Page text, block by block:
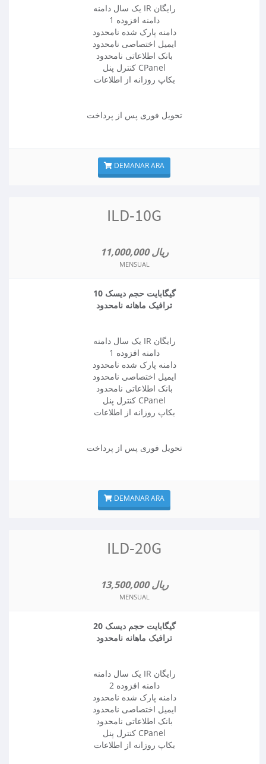
یک سال دامنه IR رایگان
1 دامنه افزوده
دامنه پارک شده نامحدود
ایمیل اختصاصی نامحدود
بانک اطلاعاتی نامحدود
کنترل پنل CPanel
بکاپ روزانه از اطلاعات
تحویل فوری پس از پرداخت
DEMANAR ARA
ILD-10G
11,000,000 ریال
MENSUAL
10 گیگابایت حجم دیسک
ترافیک ماهانه نامحدود
یک سال دامنه IR رایگان
1 دامنه افزوده
دامنه پارک شده نامحدود
ایمیل اختصاصی نامحدود
بانک اطلاعاتی نامحدود
کنترل پنل CPanel
بکاپ روزانه از اطلاعات
تحویل فوری پس از پرداخت
DEMANAR ARA
ILD-20G
13,500,000 ریال
MENSUAL
20 گیگابایت حجم دیسک
ترافیک ماهانه نامحدود
یک سال دامنه IR رایگان
2 دامنه افزوده
دامنه پارک شده نامحدود
ایمیل اختصاصی نامحدود
بانک اطلاعاتی نامحدود
کنترل پنل CPanel
بکاپ روزانه از اطلاعات